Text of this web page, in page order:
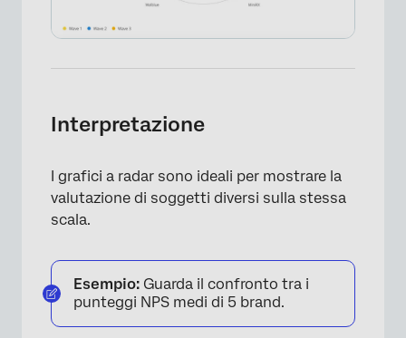
Interpretazione
I grafici a radar sono ideali per mostrare la
valutazione di soggetti diversi sulla stessa
scala.
Esempio: Guarda il confronto tra i
punteggi NPS medi di 5 brand.